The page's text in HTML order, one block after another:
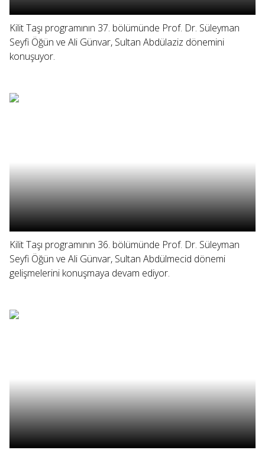
Kilit Taşı programının 37. bölümünde Prof. Dr. Süleyman
Seyfi Öğün ve Ali Günvar, Sultan Abdülaziz dönemini
konuşuyor.
Kilit Taşı programının 36. bölümünde Prof. Dr. Süleyman
Seyfi Öğün ve Ali Günvar, Sultan Abdülmecid dönemi
gelişmelerini konuşmaya devam ediyor.